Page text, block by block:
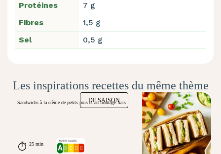
Protéines
7 g
Fibres
1,5 g
Sel
0,5 g
Les inspirations recettes du même thème
DE SAISON
Sandwichs à la crème de petits pois et au fromage frais
25 min